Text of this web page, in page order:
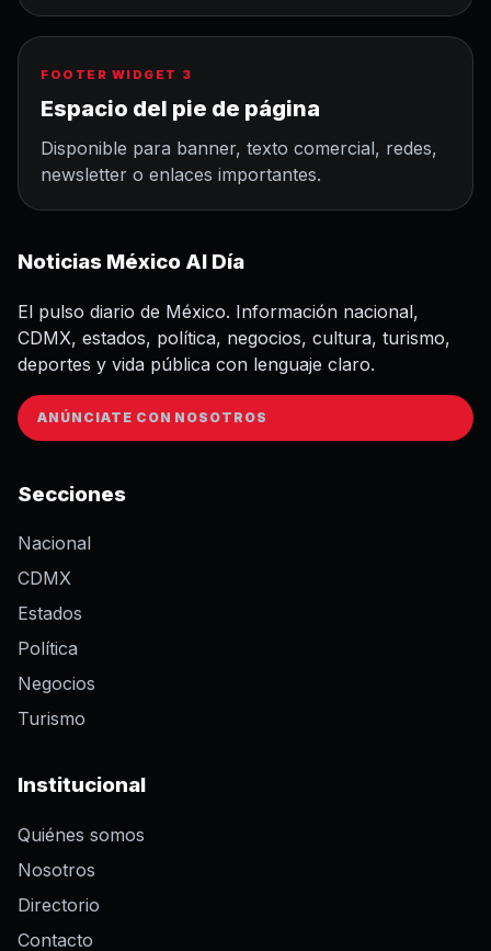
FOOTER WIDGET 3
Espacio del pie de página
Disponible para banner, texto comercial, redes,
newsletter o enlaces importantes.
Noticias México Al Día
El pulso diario de México. Información nacional,
CDMX, estados, política, negocios, cultura, turismo,
deportes y vida pública con lenguaje claro.
ANÚNCIATE CON NOSOTROS
Secciones
Nacional
CDMX
Estados
Política
Negocios
Turismo
Institucional
Quiénes somos
Nosotros
Directorio
Contacto